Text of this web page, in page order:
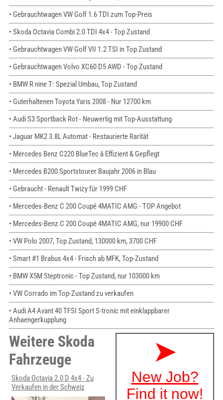
• Gebrauchtwagen VW Golf 1.6 TDI zum Top-Preis
• Skoda Octavia Combi 2.0 TDI 4x4 - Top Zustand
• Gebrauchtwagen VW Golf VII 1.2 TSI in Top Zustand
• Gebrauchtwagen Volvo XC60 D5 AWD - Top Zustand
• BMW R nine T: Spezial Umbau, Top Zustand
• Guterhaltenen Toyota Yaris 2008 - Nur 12700 km
• Audi S3 Sportback Rot - Neuwertig mit Top-Ausstattung
• Jaguar MK2 3.8L Automat - Restaurierte Rarität
• Mercedes Benz C220 BlueTec â Effizient & Gepflegt
• Mercedes B200 Sportstourer Baujahr 2006 in Blau
• Gebraucht - Renault Twizy für 1999 CHF
• Mercedes-Benz C 200 Coupé 4MATIC AMG - TOP Angebot
• Mercedes-Benz C 200 Coupé 4MATIC AMG, nur 19900 CHF
• VW Polo 2007, Top Zustand, 130000 km, 3700 CHF
• Smart #1 Brabus 4x4 - Frisch ab MFK, Top-Zustand
• BMW X5M Steptronic - Top Zustand, nur 103000 km
• VW Corrado im Top-Zustand zu verkaufen
• Audi A4 Avant 40 TFSI Sport S-tronic mit einklappbarer
Anhaengerkupplung
Weitere Skoda
Fahrzeuge
Skoda Octavia 2.0 D 4x4 - Zu
Verkaufen in der Schweiz